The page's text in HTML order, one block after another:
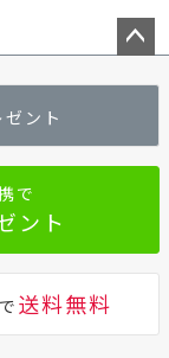
ジト
へ
ント
で
ント
送料無料